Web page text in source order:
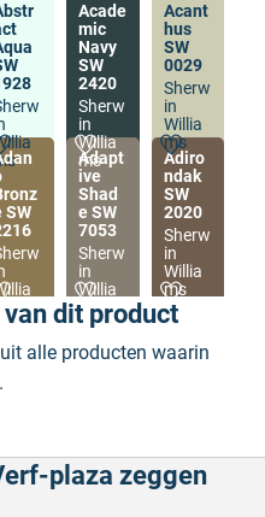
Acade
mic
Navy
SW
2420
Sherw
in
Willia
ms
Acant
hus
SW
0029
Sherw
in
Willia
ms
SW
Adapt
ive
Shad
e SW
7053
Sherw
in
Willia
ms
Adiro
ndak
SW
2020
Sherw
in
Willia
ms
dit product
alle producten waarin
plaza zeggen